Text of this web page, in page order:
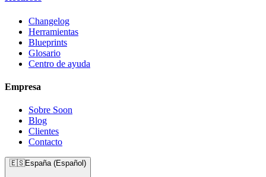
Changelog
Herramientas
Blueprints
Glosario
Centro de ayuda
Empresa
Sobre Soon
Blog
Clientes
Contacto
🇪🇸España (Español)